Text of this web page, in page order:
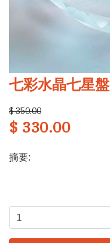
七彩水晶七星盤
$ 350.00
$ 330.00
摘要: